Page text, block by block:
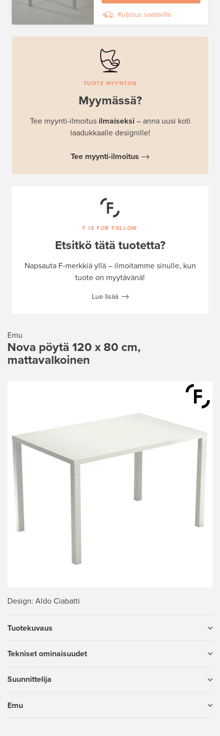
Emu
Nova pöytä 120 x 80 cm,
mattavalkoinen
Design: Aldo Ciabatti
Tuotekuvaus
Tekniset ominaisuudet
Suunnittelija
Emu
Kuljetus saatavilla
TUOTE MYYNTIIN
Myymässä?
Tee myynti-ilmoitus ilmaiseksi – anna uusi koti
laadukkaalle designille!
Tee myynti-ilmoitus
F IS FOR FOLLOW
Etsitkö tätä tuotetta?
Napsauta F-merkkiä yllä – ilmoitamme sinulle, kun
tuote on myytävänä!
Lue lisää